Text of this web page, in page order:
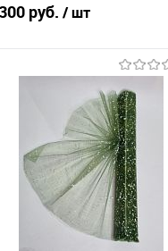
300 руб. / шт
В корзину
Купить в 1 клик
Сравнение
В избранное
В наличии